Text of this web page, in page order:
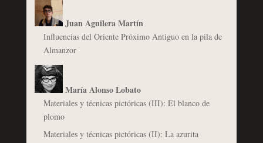
Juan Aguilera Martín
Influencias del Oriente Próximo Antiguo en la pila de
Almanzor
María Alonso Lobato
Materiales y técnicas pictóricas (III): El blanco de
plomo
Materiales y técnicas pictóricas (II): La azurita